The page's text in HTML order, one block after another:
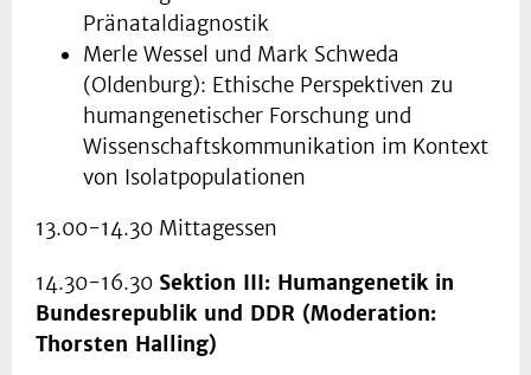
Pränataldiagnostik
Merle Wessel und Mark Schweda
(Oldenburg): Ethische Perspektiven zu
humangenetischer Forschung und
Wissenschaftskommunikation im Kontext
von Isolatpopulationen
13.00-14.30 Mittagessen
14.30-16.30 Sektion III: Humangenetik in
Bundesrepublik und DDR (Moderation:
Thorsten Halling)